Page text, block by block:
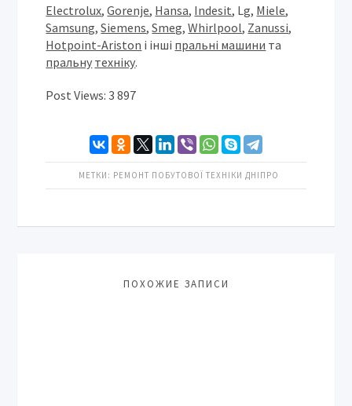
Electrolux,Gorenje, Hansa, Indesit, Lg, Miele,
Samsung,Siemens,Smeg,Whirlpool, Zanussi,
Hotpoint-Ariston і інші пральні машини та
пральну техніку.
Post Views: 3 897
МЕТКИ: РЕМОНТ ПОБУТОВОЇ ТЕХНІКИ ДНІПРО
ПОХОЖИЕ ЗАПИСИ